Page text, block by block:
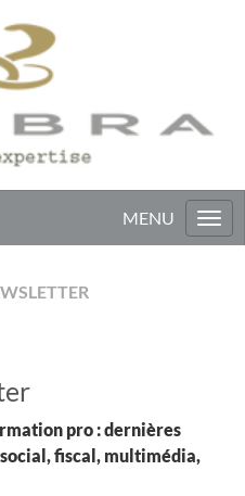
pro : dernières
fiscal, multimédia,